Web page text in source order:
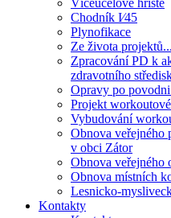
Víceúčelové hřiště
Chodník I⁄45
Plynofikace
Ze života projektů...
Zpracování PD k
zdravotního
Opravy po
Projekt
Vybudování
Obnova veřejného
v obci Zátor
Obnova veřejného
Obnova místních
Lesnicko-
Kontakty